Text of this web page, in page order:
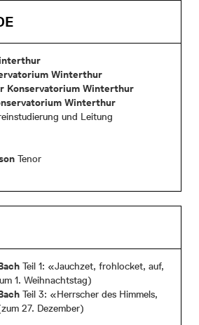
Teil 1: «Jauchzet, frohlocket, auf,
1. Weihnachtstag)
Teil 3: «Herrscher des Himmels,
27. Dezember)
Winterthur
Konservatorium Winterthur
Winterthur
und Leitung
Tenor